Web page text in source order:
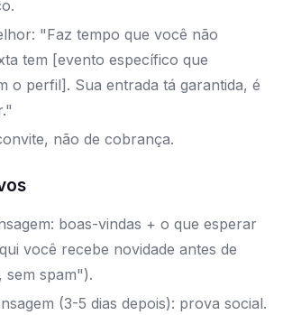
"Faz tempo que você não
tem [evento específico que
o perfil]. Sua entrada tá garantida, é
não de cobrança.
boas-vindas + o que esperar
você recebe novidade antes de
sem spam").
(3-5 dias depois): prova social.